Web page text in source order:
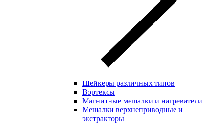
Шейкеры различных типов
Вортексы
Магнитные мешалки и нагреватели
Мешалки верхнеприводные и
экстракторы